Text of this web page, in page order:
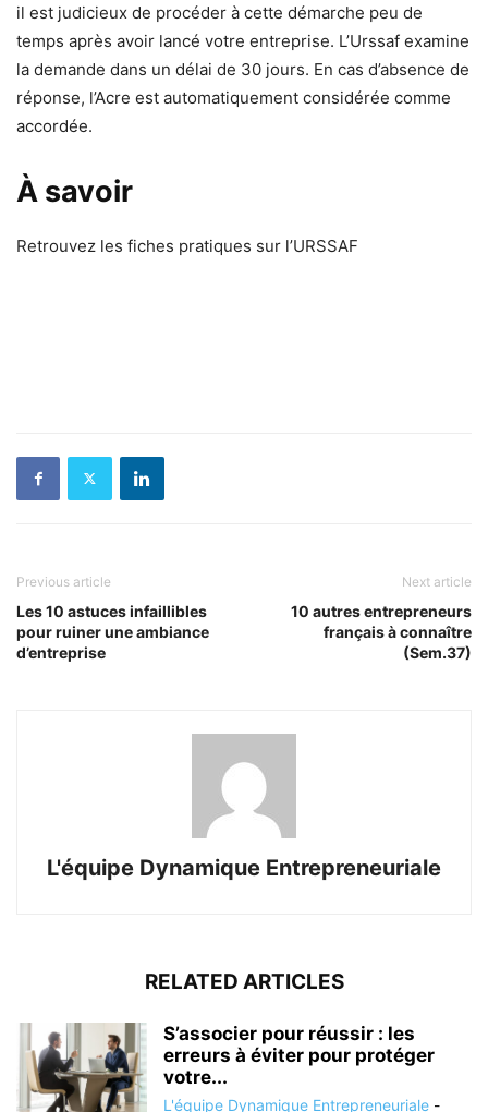
il est judicieux de procéder à cette démarche peu de
temps après avoir lancé votre entreprise. L’Urssaf examine
la demande dans un délai de 30 jours. En cas d’absence de
réponse, l’Acre est automatiquement considérée comme
accordée.
À savoir
Retrouvez les fiches pratiques sur l’URSSAF
Previous article
Les 10 astuces infaillibles
pour ruiner une ambiance
d’entreprise
Next article
10 autres entrepreneurs
français à connaître
(Sem.37)
L'équipe Dynamique Entrepreneuriale
RELATED ARTICLES
S’associer pour réussir : les
erreurs à éviter pour protéger
votre...
L'équipe Dynamique Entrepreneuriale -